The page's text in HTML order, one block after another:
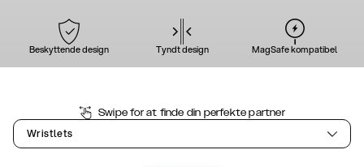
Beskyttende design Tyndt design MagSafe kompatibel
Swipe for at finde din perfekte partner
Wristlets